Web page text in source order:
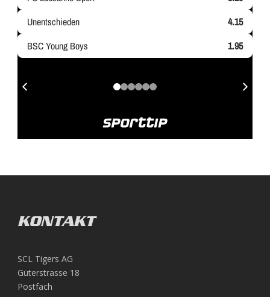
KONTAKT
SCL Tigers AG
Güterstrasse 18
Postfach